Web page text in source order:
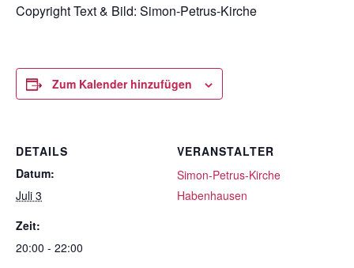
Copyright Text & Bild: Simon-Petrus-Kirche
Zum Kalender hinzufügen
DETAILS
Datum:
Juli 3
Zeit:
20:00 - 22:00
VERANSTALTER
Simon-Petrus-Kirche
Habenhausen